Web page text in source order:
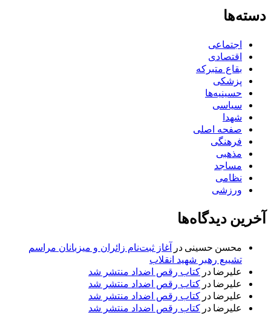
دسته‌ها
اجتماعی
اقتصادی
بقاع متبرکه
پزشکی
حسینیه‌ها
سیاسی
شهدا
صفحه اصلی
فرهنگی
مذهبی
مساجد
نظامی
ورزشی
آخرین دیدگاه‌ها
محسن حسینی در آغاز ثبت‌نام زائران و میزبانان مراسم
تشییع رهبر شهید انقلاب
علیرضا در کتاب رقص اضداد منتشر شد
علیرضا در کتاب رقص اضداد منتشر شد
علیرضا در کتاب رقص اضداد منتشر شد
علیرضا در کتاب رقص اضداد منتشر شد